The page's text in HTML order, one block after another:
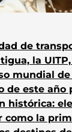
de
la
mundial
de este año
histórica:
como la